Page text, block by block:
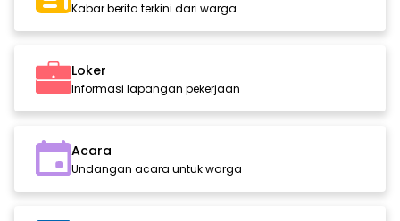
Kabar berita terkini dari warga
Loker
Informasi lapangan pekerjaan
Acara
Undangan acara untuk warga